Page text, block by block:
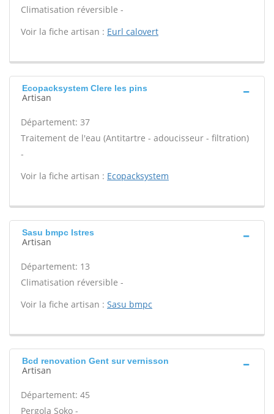
Climatisation réversible -
Voir la fiche artisan : Eurl calovert
Ecopacksystem Clere les pins
Artisan
Département: 37
Traitement de l'eau (Antitartre - adoucisseur - filtration)
-
Voir la fiche artisan : Ecopacksystem
Sasu bmpc Istres
Artisan
Département: 13
Climatisation réversible -
Voir la fiche artisan : Sasu bmpc
Bcd renovation Gent sur vernisson
Artisan
Département: 45
Pergola Soko -